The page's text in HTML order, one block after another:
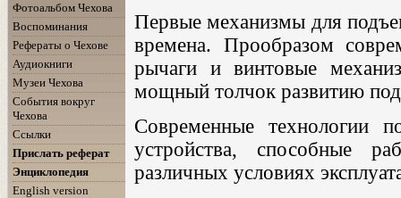
Фотоальбом Чехова
Воспоминания
Рефераты о Чехове
Аудиокниги
Музеи Чехова
События вокруг
Чехова
Ссылки
Прислать реферат
Энциклопедия
English version
Первые механизмы для
времена. Прообразом
рычаги и винтовые
мощный толчок развитию
Современные технологии
устройства, способные
различных условиях